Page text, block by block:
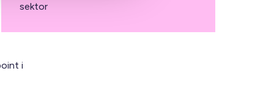
sektor
i